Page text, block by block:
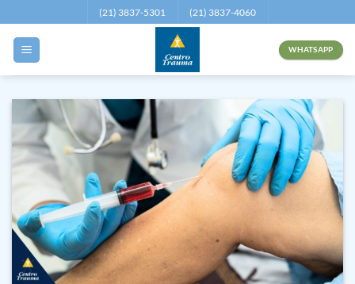
to
content
(21) 3837-5301 (21) 3837-4060
WHATSAPP